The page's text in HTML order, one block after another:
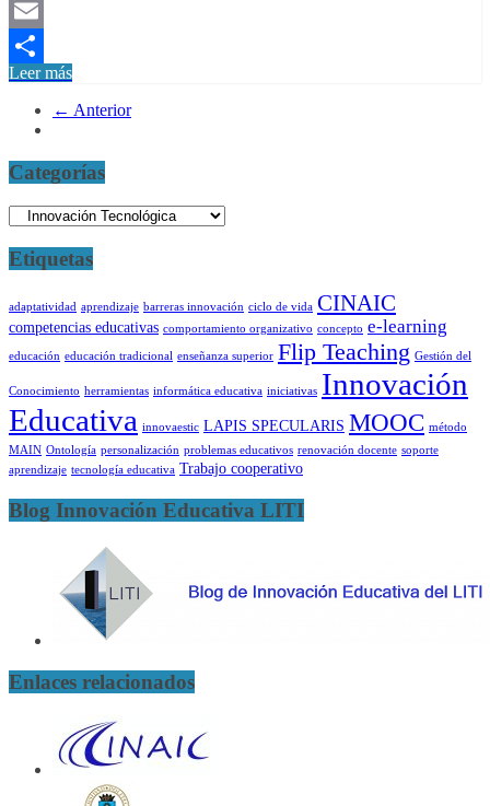
Mastodon
Email
Compartir
Leer más
← Anterior
Categorías
Categorías
Etiquetas
adaptatividad aprendizaje barreras innovación ciclo de vida CINAIC
competencias educativas comportamiento organizativo concepto e-learning
educación educación tradicional enseñanza superior Flip Teaching Gestión del
Conocimiento herramientas informática educativa iniciativas Innovación
Educativa innovaestic LAPIS SPECULARIS MOOC método
MAIN Ontología personalización problemas educativos renovación docente soporte
aprendizaje tecnología educativa Trabajo cooperativo
Blog Innovación Educativa LITI
Enlaces relacionados